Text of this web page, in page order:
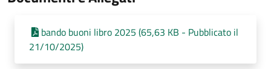
bando buoni libro 2025 (65,63 KB - Pubblicato il
21/10/2025)